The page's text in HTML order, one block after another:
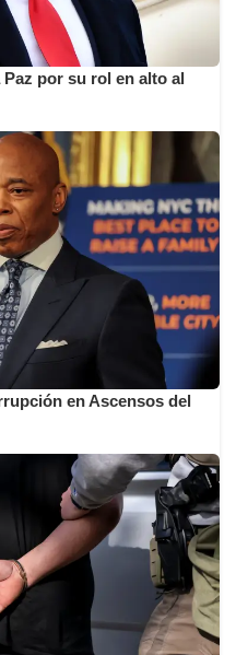
por su rol en alto al
en Ascensos del